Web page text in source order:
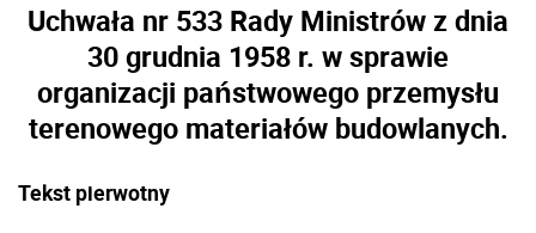
Uchwała nr 533 Rady Ministrów z dnia
30 grudnia 1958 r. w sprawie
organizacji państwowego przemysłu
terenowego materiałów budowlanych.
Tekst pierwotny